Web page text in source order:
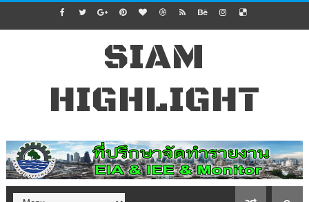
SIAM
HIGHLIGHT